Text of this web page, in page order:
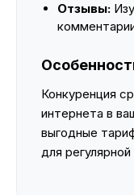
Отзывы:
Конкуренция
интернета в
выгодные
для